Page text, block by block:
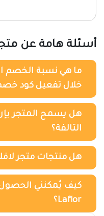
أسئلة هامة عن
ما هي نسبة الخصم
خلال تفعيل كود خصم
هل يسمح المتجر
التالفة؟
هل منتجات متجر
كيف يُمكنني
Laflor؟